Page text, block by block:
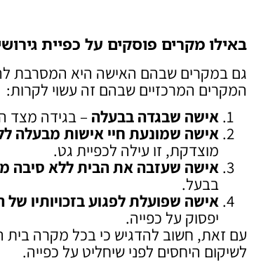
באילו מקרים פוסקים על כפיית
גם במקרים שבהם האישה היא המסרבת
המקרים המרכזיים שבהם זה עשוי לקרות:
אישה שבגדה בבעלה – בגידה מצד
אישה שמונעת חיי אישות מבעלה
מוצדקת, זו עילה לכפיית גט.
אישה שעזבה את הבית ללא סיבה
בבעל.
אישה שפועלת לפגוע בזכויותיו
יפסוק על כפייה.
עם זאת, חשוב להדגיש כי בכל מקרה בית
לשיקום היחסים לפני שיחליט על כפייה.